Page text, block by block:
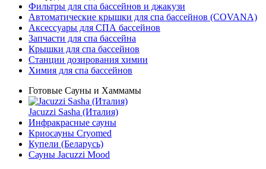
Фильтры для спа бассейнов и джакузи
Автоматические крышки для спа бассейнов (COVANA)
Аксессуары для СПА бассейнов
Запчасти для спа бассейна
Крышки для спа бассейнов
Станции дозирования химии
Химия для спа бассейнов
Готовые Сауны и Хаммамы
Jacuzzi Sasha (Италия)
Инфракрасные сауны
Криосауны Cryomed
Купели (Беларусь)
Сауны Jacuzzi Mood